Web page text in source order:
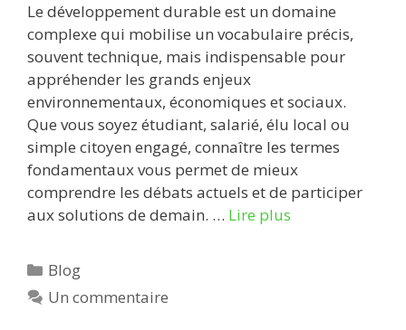
Le développement durable est un domaine
complexe qui mobilise un vocabulaire précis,
souvent technique, mais indispensable pour
appréhender les grands enjeux
environnementaux, économiques et sociaux.
Que vous soyez étudiant, salarié, élu local ou
simple citoyen engagé, connaître les termes
fondamentaux vous permet de mieux
comprendre les débats actuels et de participer
aux solutions de demain. … Lire plus
Catégories
Blog
Un commentaire